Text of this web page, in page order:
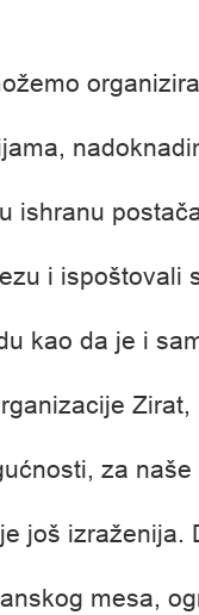
ishranu
i ispoštovali
kao da je i
za
još izraženija.
mesa,